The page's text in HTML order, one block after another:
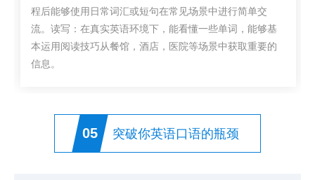
程后能够使用日常词汇或短句在常见场景中进行简单交
流。读写：在真实英语环境下，能看懂一些单词，能够基
本运用阅读技巧从餐馆，酒店，医院等场景中获取重要的
信息。
05 突破你英语口语的瓶颈